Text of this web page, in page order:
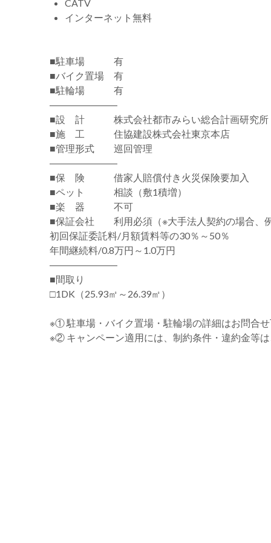
CATV
インターネット無料
■駐車場 有
■バイク置場 有
■駐輪場 有
―――――――
■設 計 株式会社都市みらい総合計画研究所
■施 工 住協建設株式会社東京本店
■管理形式 巡回管理
―――――――
■保 険 借家人賠償付き火災保険要加入
■ペット 相談（敷1積増）
■楽 器 不可
■保証会社 利用必須（※大手法人契約の場合、例
初回保証委託料/月額賃料等の30％～50％
年間継続料/0.8万円～1.0万円
―――――――
■間取り
□1DK（25.93㎡～26.39㎡）
※① 駐車場・バイク置場・駐輪場の詳細はお問合せ
※② キャンペーン適用には、制約条件・違約金等は